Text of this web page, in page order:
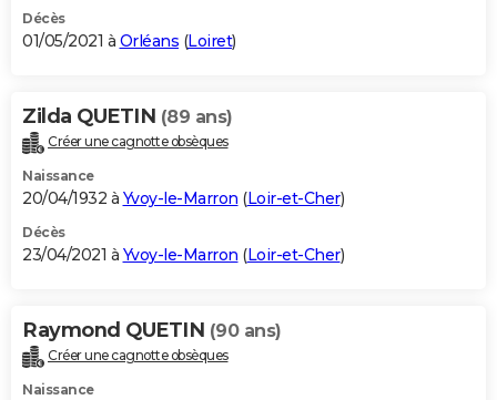
Décès
01/05/2021 à Orléans (Loiret)
Zilda QUETIN (89 ans)
Créer une cagnotte obsèques
Naissance
20/04/1932 à Yvoy-le-Marron (Loir-et-Cher)
Décès
23/04/2021 à Yvoy-le-Marron (Loir-et-Cher)
Raymond QUETIN (90 ans)
Créer une cagnotte obsèques
Naissance